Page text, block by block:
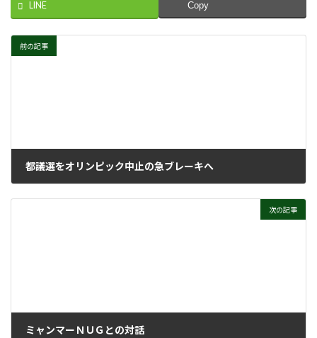
LINE Copy
前の記事
都議選をオリンピック中止の急ブレーキへ
次の記事
ミャンマーＮＵＧとの対話